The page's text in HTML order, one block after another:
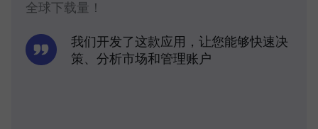
全球下载量！
我们开发了这款应用，让您能够快速决
策、分析市场和管理账户